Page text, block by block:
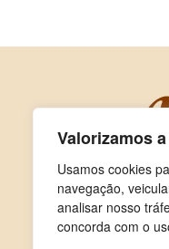
Valorizamos
Usamos cookies
navegação,
analisar nosso
concorda com o